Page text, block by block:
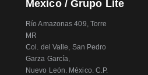
Mexico / Grupo Lite
Río Amazonas 409, Torre
MR
Col. del Valle, San Pedro
Garza García,
Nuevo León. México. C.P.